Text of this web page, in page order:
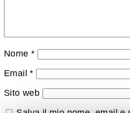
Nome *
Email*
Sito web